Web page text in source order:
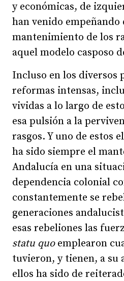
y económicas, de
han venido empeñando
mantenimiento de los
aquel modelo casposo
Incluso en los diversos
reformas intensas,
vividas a lo largo de
esa pulsión a la
rasgos. Y uno de estos
ha sido siempre el
Andalucía en una
dependencia colonial
constantemente se
generaciones
esas rebeliones las
statu quoemplearon
tuvieron, y tienen, a su
ellos ha sido de